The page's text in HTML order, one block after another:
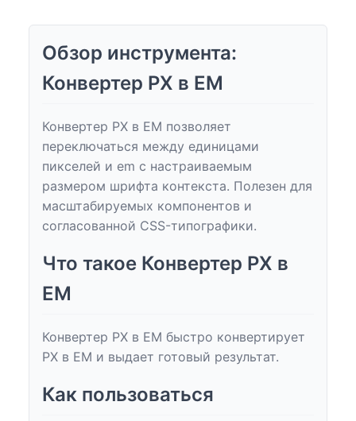
Обзор инструмента:
Конвертер PX в EM
Конвертер PX в EM позволяет
переключаться между единицами
пикселей и em с настраиваемым
размером шрифта контекста. Полезен для
масштабируемых компонентов и
согласованной CSS-типографики.
Что такое Конвертер PX в
EM
Конвертер PX в EM быстро конвертирует
PX в EM и выдает готовый результат.
Как пользоваться